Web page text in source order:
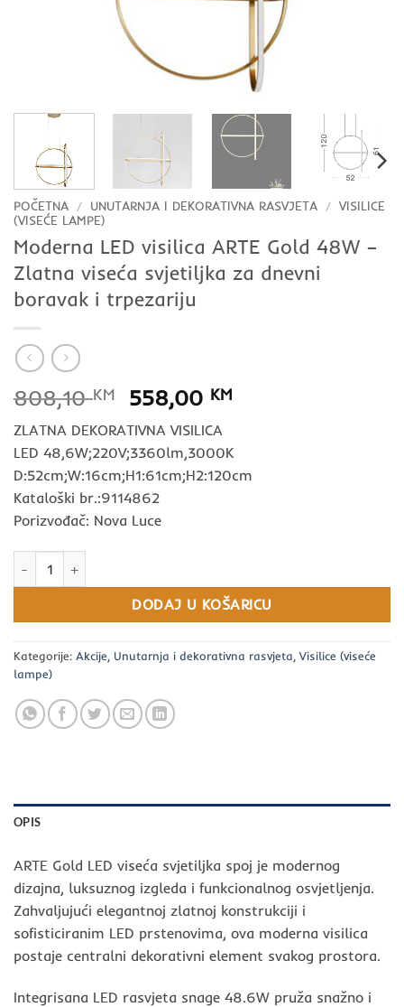
POČETNA / UNUTARNJA I DEKORATIVNA RASVJETA / VISILICE
(VISEĆE LAMPE)
Moderna LED visilica ARTE Gold 48W –
Zlatna viseća svjetiljka za dnevni
boravak i trpezariju
808,10KM
Izvorna
cijena
bila
je:
808,10 KM.
558,00 KM
558,00 KM.
ZLATNA DEKORATIVNA VISILICA
LED 48,6W;220V;3360lm,3000K
D:52cm;W:16cm;H1:61cm;H2:120cm
Kataloški br.:9114862
Porizvođač: Nova Luce
DODAJ U KOŠARICU
Kategorije: Akcije, Unutarnja i dekorativna rasvjeta, Visilice (viseće
lampe)
OPIS
ARTE Gold LED viseća svjetiljka spoj je modernog
dizajna, luksuznog izgleda i funkcionalnog osvjetljenja.
Zahvaljujući elegantnoj zlatnoj konstrukciji i
sofisticiranim LED prstenovima, ova moderna visilica
postaje centralni dekorativni element svakog prostora.
Integrisana LED rasvjeta snage 48.6W pruža snažno i